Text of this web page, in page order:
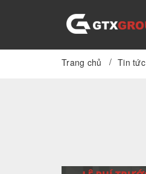
Trang chủ / Tin tức